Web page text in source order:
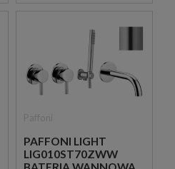
PAFFONI LIGHT
LIG010ST70ZWW